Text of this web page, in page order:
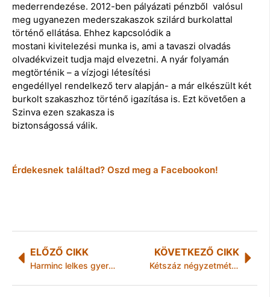
mederrendezése. 2012-ben pályázati pénzből valósul
meg ugyanezen mederszakaszok szilárd burkolattal
történő ellátása. Ehhez kapcsolódik a
mostani kivitelezési munka is, ami a tavaszi olvadás
olvadékvizeit tudja majd elvezetni. A nyár folyamán
megtörténik – a vízjogi létesítési
engedéllyel rendelkező terv alapján- a már elkészült két
burkolt szakaszhoz történő igazítása is. Ezt követően a
Szinva ezen szakasza is
biztonságossá válik.
Érdekesnek találtad? Oszd meg a Facebookon!
ELŐZŐ CIKK
Harminc lelkes gyermek nyulászkodik az erdélyi Gyimesbükkön
KÖVETKEZŐ CIKK
Kétszáz négyzetméter zöld a miskolci Kocsonyafesztiválon!